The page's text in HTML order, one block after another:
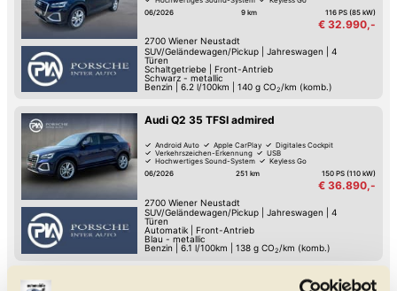
06/2026 9 km 116 PS (85 kW)
€ 32.990,-
2700 Wiener Neustadt
SUV/Geländewagen/Pickup| Jahreswagen
4
Türen
Schaltgetriebe| Front-Antrieb
Schwarz - metallic
Benzin
6.2 l/100km 140 g CO2 /km (komb.)
Audi Q2 35 TFSI admired
Android Auto Apple CarPlay
Digitales Cockpit
Verkehrszeichen-Erkennung
USB
Hochwertiges Sound-System
Keyless Go
Reifendruck-Kontrolle
06/2026 251 km 150 PS (110 kW)
€ 36.890,-
2700 Wiener Neustadt
SUV/Geländewagen/Pickup| Jahreswagen
4
Türen
Automatik|
Front-Antrieb
Blau - metallic
Benzin
6.1 l/100km 138 g CO2 /km (komb.)